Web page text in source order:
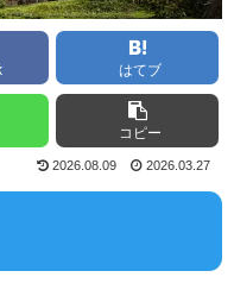
はてブ
コピー
2026.08.09 2026.03.27